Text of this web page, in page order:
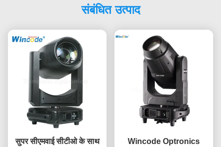
संबंधित उत्पाद
सुपर सीएमवाई सीटीओ के साथ
Wincode Optronics